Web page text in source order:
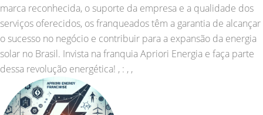
marca reconhecida, o suporte da empresa e a qualidade dos
serviços oferecidos, os franqueados têm a garantia de alcançar
o sucesso no negócio e contribuir para a expansão da energia
solar no Brasil. Invista na franquia Apriori Energia e faça parte
dessa revolução energética! , : , ,